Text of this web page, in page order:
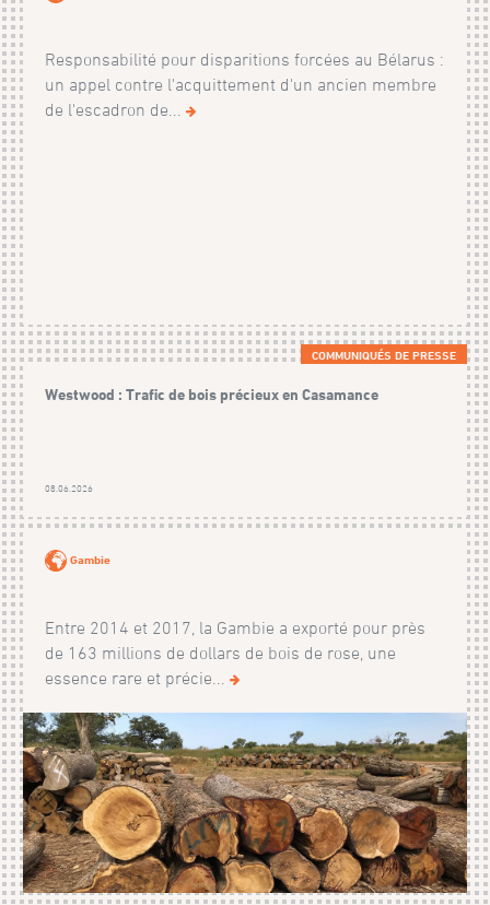
Responsabilité pour disparitions forcées au Bélarus :
un appel contre l'acquittement d'un ancien membre
de l'escadron de...
COMMUNIQUÉS DE PRESSE
Westwood : Trafic de bois précieux en Casamance
08.06.2026
Gambie
Entre 2014 et 2017, la Gambie a exporté pour près
de 163 millions de dollars de bois de rose, une
essence rare et précie...